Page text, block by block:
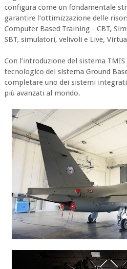
configura come un fondamentale
garantire l’ottimizzazione delle
Computer Based Training - CBT,
SBT, simulatori, velivoli e Live,
Con l’introduzione del sistema
tecnologico del sistema Ground
completare uno dei sistemi
più avanzati al mondo.